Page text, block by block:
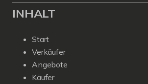
INHALT
Start
Verkäufer
Angebote
Käufer